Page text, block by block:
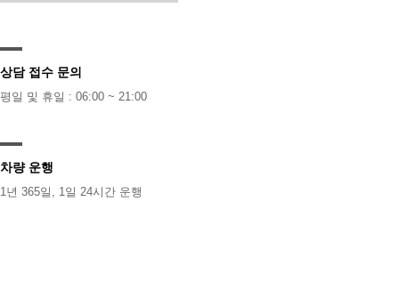
상담 접수 문의
평일 및 휴일 : 06:00 ~ 21:00
차량 운행
1년 365일, 1일 24시간 운행